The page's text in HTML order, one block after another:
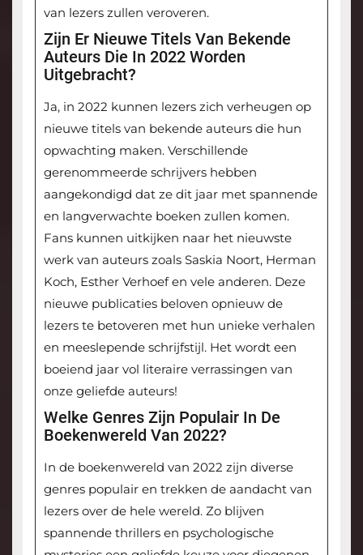
van lezers zullen veroveren.
Zijn Er Nieuwe Titels Van Bekende
Auteurs Die In 2022 Worden
Uitgebracht?
Ja, in 2022 kunnen lezers zich verheugen op
nieuwe titels van bekende auteurs die hun
opwachting maken. Verschillende
gerenommeerde schrijvers hebben
aangekondigd dat ze dit jaar met spannende
en langverwachte boeken zullen komen.
Fans kunnen uitkijken naar het nieuwste
werk van auteurs zoals Saskia Noort, Herman
Koch, Esther Verhoef en vele anderen. Deze
nieuwe publicaties beloven opnieuw de
lezers te betoveren met hun unieke verhalen
en meeslepende schrijfstijl. Het wordt een
boeiend jaar vol literaire verrassingen van
onze geliefde auteurs!
Welke Genres Zijn Populair In De
Boekenwereld Van 2022?
In de boekenwereld van 2022 zijn diverse
genres populair en trekken de aandacht van
lezers over de hele wereld. Zo blijven
spannende thrillers en psychologische